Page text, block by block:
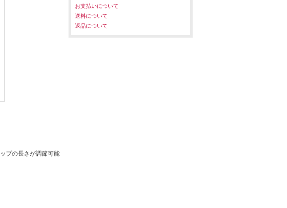
プの長さが調節可能
お支払いについて
送料について
返品について